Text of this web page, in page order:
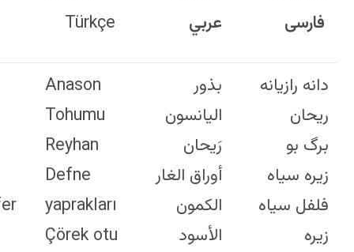
Türkçe
Anise
Seeds
Leaves
Black
Basilikum
Lorbeerblätter
Schwarzkümmel
Schwarzer Pfeffer
Kümmel
Anason
Tohumu
Reyhan
Defne
yaprakları
Çörek otu